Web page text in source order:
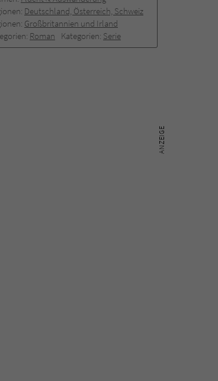
Deutschland, Österreich, Schweiz
Großbritannien und Irland
Roman Kategorien: Serie